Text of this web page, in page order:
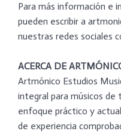
Para más información e
pueden escribir a
nuestras redes sociales
ACERCA DE
Artmónico Estudios
integral para músicos de
enfoque práctico y
de experiencia